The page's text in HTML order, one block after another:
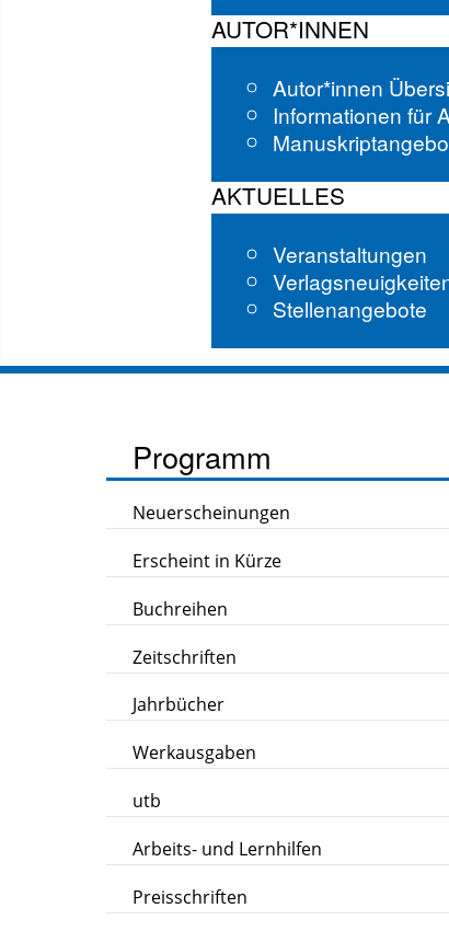
AUTOR*INNEN
Autor*innen
Informationen für
AKTUELLES
Veranstaltungen
Stellenangebote
Programm
Neuerscheinungen
Erscheint in Kürze
Buchreihen
Zeitschriften
Jahrbücher
Werkausgaben
utb
Arbeits- und Lernhilfen
Preisschriften